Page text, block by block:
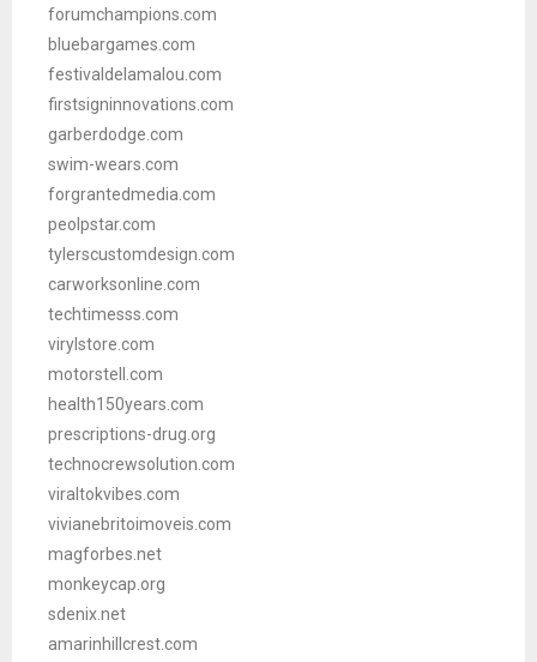
forumchampions.com
bluebargames.com
festivaldelamalou.com
firstsigninnovations.com
garberdodge.com
swim-wears.com
forgrantedmedia.com
peolpstar.com
tylerscustomdesign.com
carworksonline.com
techtimesss.com
virylstore.com
motorstell.com
health150years.com
prescriptions-drug.org
technocrewsolution.com
viraltokvibes.com
vivianebritoimoveis.com
magforbes.net
monkeycap.org
sdenix.net
amarinhillcrest.com